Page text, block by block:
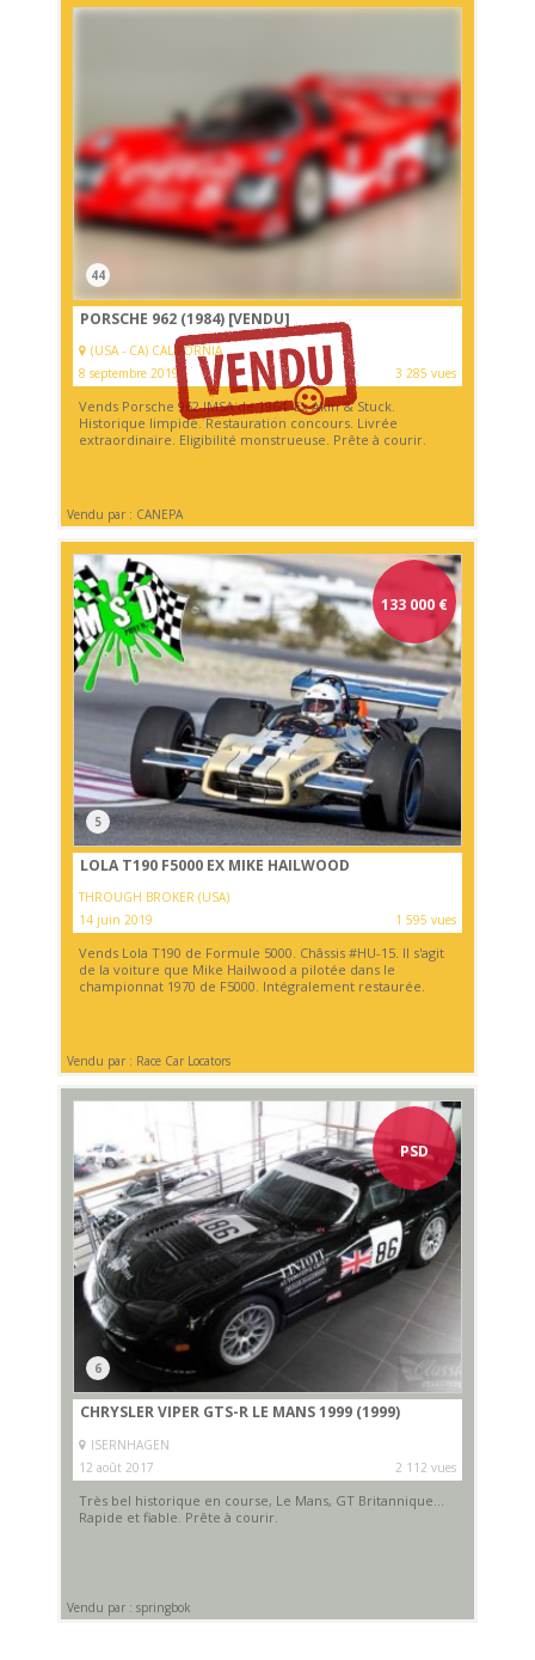
44
PORSCHE 962 (1984) [VENDU]
(USA - CA) CALIFORNIA
8 septembre 2019
3 285 vues
Vends Porsche 962 IMSA de 1964. Ex Akin & Stuck.
Historique limpide. Restauration concours. Livrée
extraordinaire. Eligibilité monstrueuse. Prête à courir.
Vendu par : CANEPA
133 000€
5
LOLA T190 F5000 EX MIKE HAILWOOD
THROUGH BROKER (USA)
14 juin 2019
1 595 vues
Vends Lola T190 de Formule 5000. Châssis #HU-15. Il s'agit
de la voiture que Mike Hailwood a pilotée dans le
championnat 1970 de F5000. Intégralement restaurée.
Vendu par : Race Car Locators
PSD
6
CHRYSLER VIPER GTS-R LE MANS 1999 (1999)
ISERNHAGEN
12 août 2017
2 112 vues
Très bel historique en course, Le Mans, GT Britannique...
Rapide et fiable. Prête à courir.
Vendu par : springbok